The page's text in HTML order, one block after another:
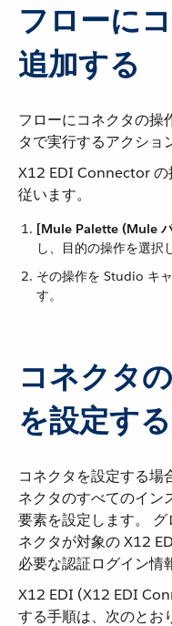
フローに
追加する
フローにコネクタの操
タで実行するアクショ
X12 EDI Connector の
従います。
[Mule Palette (Mule
し、目的の操作を選択
その操作を Studio キ
す。
コネクタ
を設定する
コネクタを設定する場
ネクタのすべてのイン
要素を設定します。
ネクタが対象の X12
必要な認証ログイン情
X12 EDI (X12 EDI
する手順は、次のとお